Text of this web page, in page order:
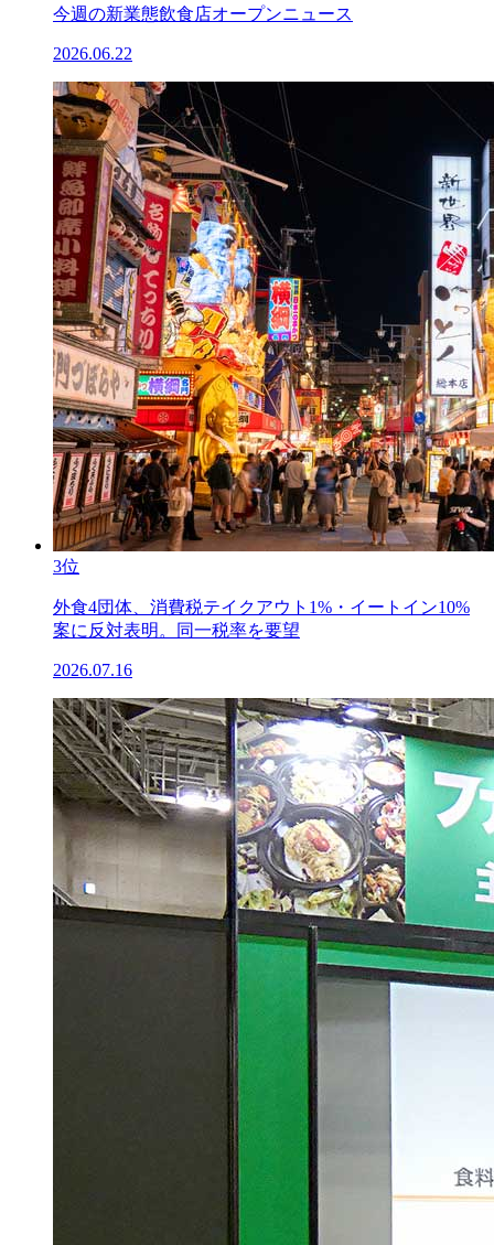
今週の新業態飲食店オープンニュース
2026.06.22
3位
外食4団体、消費税テイクアウト1%・イートイン10%
案に反対表明。同一税率を要望
2026.07.16